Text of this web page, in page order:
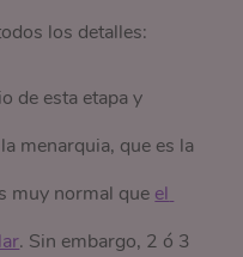
los detalles:
de esta etapa y
menarquia, que es la
muy normal que el
. Sin embargo, 2 ó 3